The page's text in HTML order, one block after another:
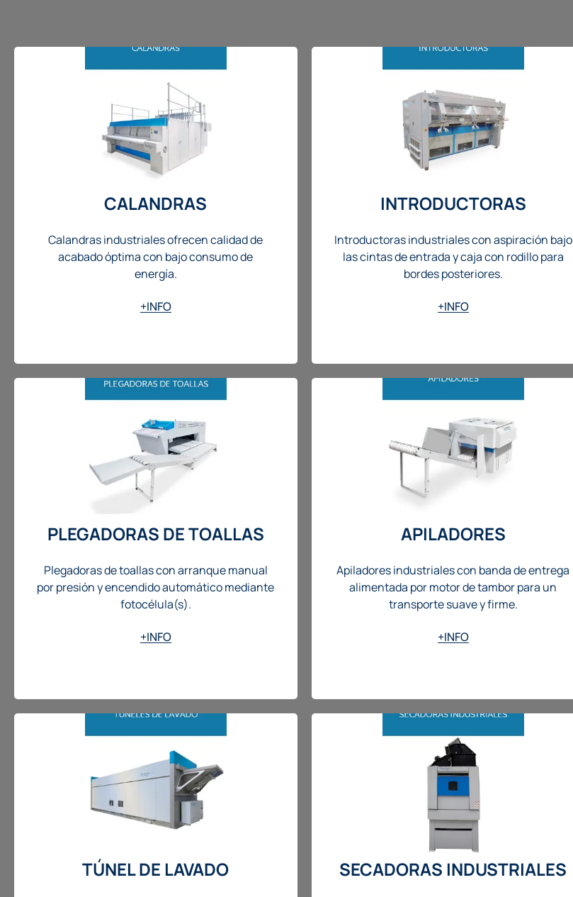
CALANDRAS
Calandras industriales ofrecen calidad de
acabado óptima con bajo consumo de
energía.
+INFO
INTRODUCTORAS
Introductoras industriales con aspiración bajo
las cintas de entrada y caja con rodillo para
bordes posteriores.
+INFO
PLEGADORAS DE TOALLAS
Plegadoras de toallas con arranque manual
por presión y encendido automático mediante
fotocélula(s).
+INFO
APILADORES
Apiladores industriales con banda de entrega
alimentada por motor de tambor para un
transporte suave y firme.
+INFO
TÚNEL DE LAVADO SECADORAS INDUSTRIALES